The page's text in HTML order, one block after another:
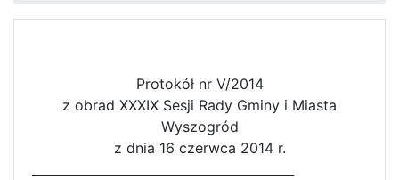
Protokół nr V/2014
z obrad XXXIX Sesji Rady Gminy i Miasta
Wyszogród
z dnia 16 czerwca 2014 r.